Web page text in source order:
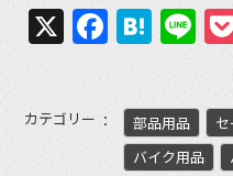
X
カテゴリー 部品用品
バイク用品